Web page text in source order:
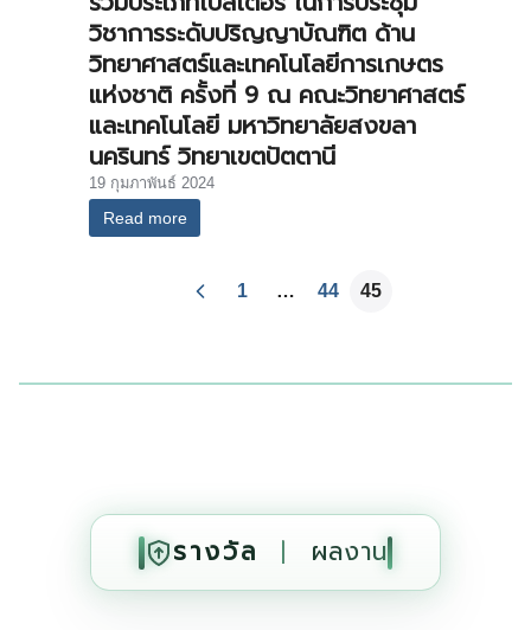
วิชาการระดับปริญญาบัณฑิต ด้าน
วิทยาศาสตร์และเทคโนโลยีการเกษตร
แห่งชาติ ครั้งที่ 9 ณ คณะวิทยาศาสตร์
และเทคโนโลยี มหาวิทยาลัยสงขลา
นครินทร์ วิทยาเขตปัตตานี
19 กุมภาพันธ์ 2024
Read more
1 … 44 45
รางวัล | ผลงาน